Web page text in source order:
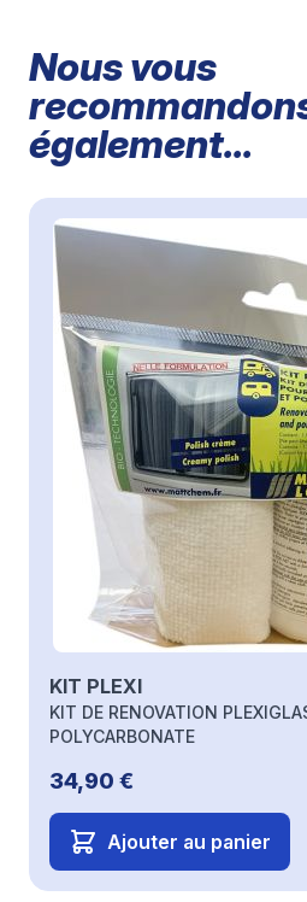
Nous vous
également...
Il est possible de naviguer
Cliquer pour passer le carrousel
Cliquer pour accéder à la
KIT PLEXI
KIT DE RENOVATION
POLYCARBONATE
34,90 €
Ajouter au panier